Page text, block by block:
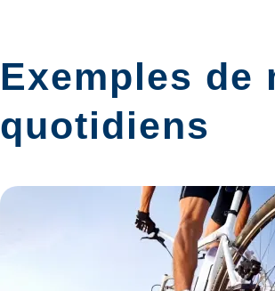
Exemples de
quotidiens